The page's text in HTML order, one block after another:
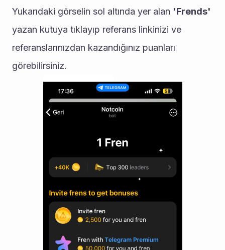
Yukarıdaki görselin sol altında yer alan
yazan kutuya tıklayıp referans linkinizi ve
referanslarınızdan kazandığınız puanları
görebilirsiniz.